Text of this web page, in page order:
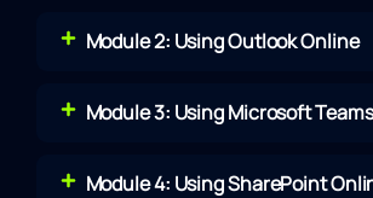
Module 2: Using Outlook Online
Module 3: Using Microsoft Teams
Module 4: Using SharePoint